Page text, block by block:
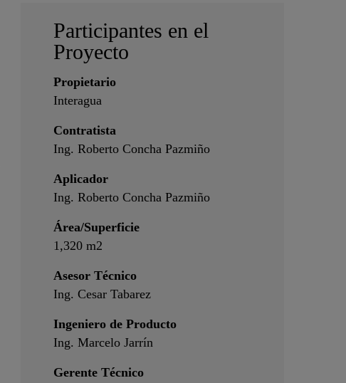
Participantes en el
Proyecto
Propietario
Interagua
Contratista
Ing. Roberto Concha Pazmiño
Aplicador
Ing. Roberto Concha Pazmiño
Área/Superficie
1,320 m2
Asesor Técnico
Ing. Cesar Tabarez
Ingeniero de Producto
Ing. Marcelo Jarrín
Gerente Técnico